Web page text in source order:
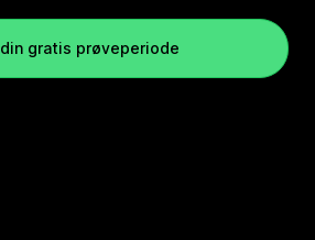
gratis prøveperiode